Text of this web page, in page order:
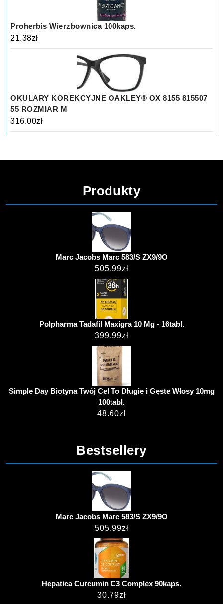
Proherbis Wierzbownica 100kaps.
21.38zł
OKULARY KOREKCYJNE OAKLEY® OX 8155 815507
55 ROZMIAR M
316.00zł
Produkty
Marc Jacobs Marc 583/S ZX9/9O
505.99zł
Polpharma Tadafil Maxigra 10 Mg - 16tabl.
399.99zł
Simple Day Biotyna Twój Cel To Długie i Gęste Włosy 10mg
100tabl.
48.60zł
Bestsellery
Marc Jacobs Marc 583/S ZX9/9O
505.99zł
Hepatica Curcumin C3 Complex 90kaps.
30.79zł